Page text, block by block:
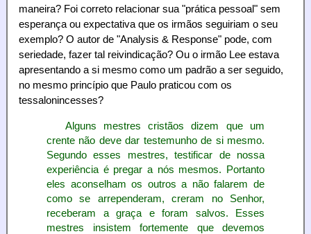
maneira? Foi correto relacionar sua "prática pessoal" sem
esperança ou expectativa que os irmãos seguiriam o seu
exemplo? O autor de "Analysis & Response" pode, com
seriedade, fazer tal reivindicação? Ou o irmão Lee estava
apresentando a si mesmo como um padrão a ser seguido,
no mesmo princípio que Paulo praticou com os
tessalonincesses?
Alguns mestres cristãos dizem que um
crente não deve dar testemunho de si mesmo.
Segundo esses mestres, testificar de nossa
experiência é pregar a nós mesmos. Portanto
eles aconselham os outros a não falarem de
como se arrependeram, creram no Senhor,
receberam a graça e foram salvos. Esses
mestres insistem fortemente que devemos